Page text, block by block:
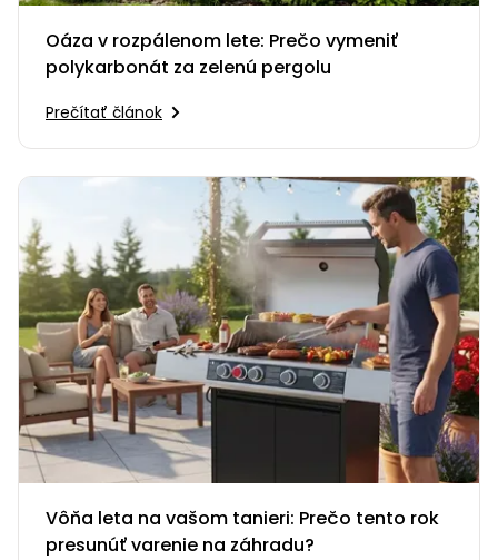
Oáza v rozpálenom lete: Prečo vymeniť
polykarbonát za zelenú pergolu
Prečítať článok
Vôňa leta na vašom tanieri: Prečo tento rok
presunúť varenie na záhradu?